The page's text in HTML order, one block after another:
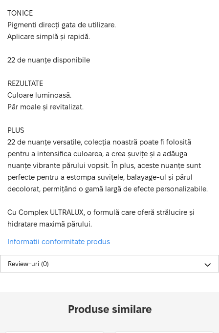
TONICE
Pigmenti direcți gata de utilizare.
Aplicare simplă și rapidă.
22 de nuanțe disponibile
REZULTATE
Culoare luminoasă.
Păr moale și revitalizat.
PLUS
22 de nuanțe versatile, colecția noastră poate fi folosită
pentru a intensifica culoarea, a crea șuvițe și a adăuga
nuanțe vibrante părului vopsit. În plus, aceste nuanțe sunt
perfecte pentru a estompa șuvițele, balayage-ul și părul
decolorat, permițând o gamă largă de efecte personalizabile.
Cu Complex ULTRALUX, o formulă care oferă strălucire și
hidratare maximă părului.
Informatii conformitate produs
Review-uri (0)
Produse similare